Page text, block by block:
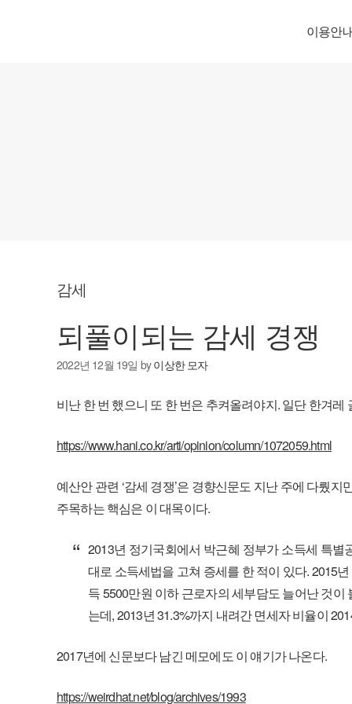
이용안
감세
되풀이되는 감세 경쟁
2022년 12월 19일 by이상한 모자
비난 한 번 했으니 또 한 번은 추켜올려야지. 일단 한겨레
https://www.hani.co.kr/arti/opinion/column/1072059.html
예산안 관련 ‘감세 경쟁’은 경향신문도 지난 주에 다뤘
주목하는 핵심은 이 대목이다.
2013년 정기국회에서 박근혜 정부가 소득세 특
대로 소득세법을 고쳐 증세를 한 적이 있다. 2015
득 5500만원 이하 근로자의 세부담도 늘어난 것
는데, 2013년 31.3%까지 내려간 면세자 비율이
2017년에 신문보다 남긴 메모에도 이 얘기가 나온다.
https://weirdhat.net/blog/archives/1993